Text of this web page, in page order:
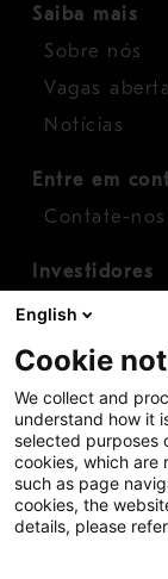
Saiba mais
Sobre nós
Vagas
Notícias
Entre em
Contate-nos
Investidores
Calendário
Finanças
English
Cookie
We collect and
understand how it
selected purposes
cookies, which are
such as page
cookies, the
details, please